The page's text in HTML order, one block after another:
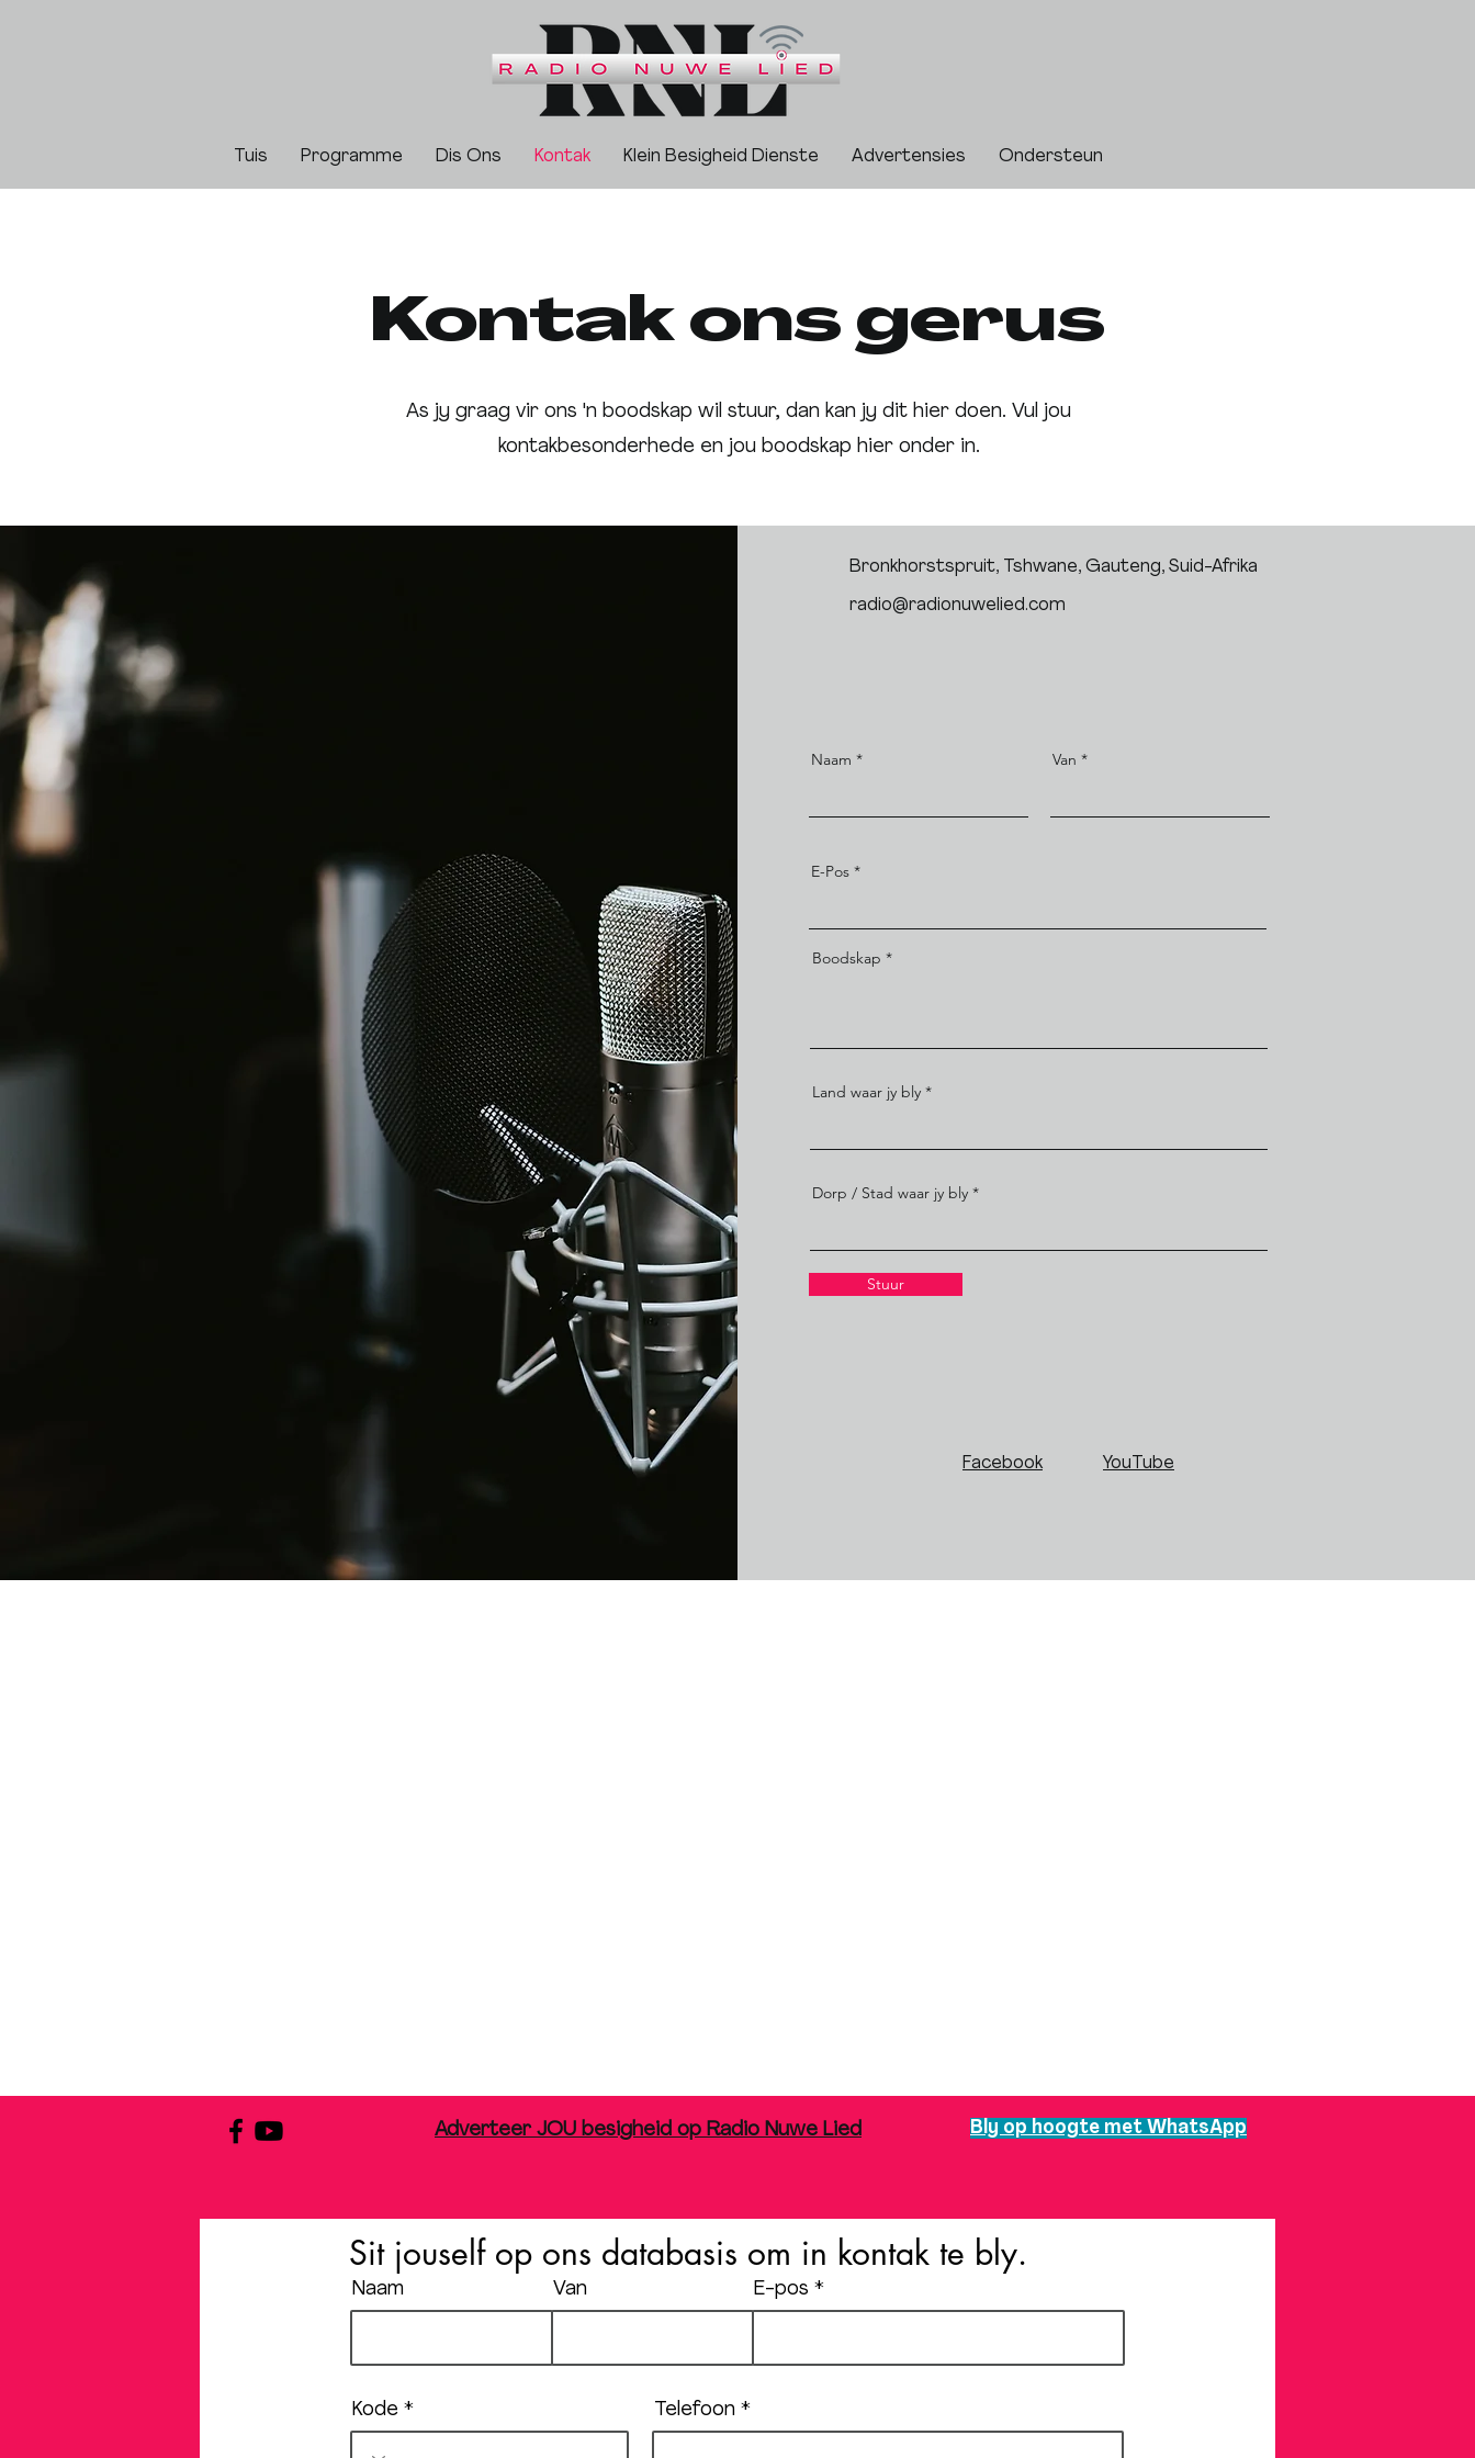
Tuis Programme Dis Ons Kontak Klein Besigheid Dienste Advertensies Ondersteun
Kontak ons gerus
As jy graag vir ons 'n boodskap wil stuur, dan kan jy dit hier doen. Vul jou
kontakbesonderhede en jou boodskap hier onder in.
Bronkhorstspruit, Tshwane, Gauteng, Suid-Afrika
radio@radionuwelied.com
Naam Van
E-Pos
Boodskap
Land waar jy bly
Dorp / Stad waar jy bly
Stuur
Facebook YouTube
Adverteer JOU besigheid op Radio Nuwe Lied Bly op hoogte met WhatsApp
Sit jouself op ons databasis om in kontak te bly.
Naam Van E-pos
Kode Telefoon